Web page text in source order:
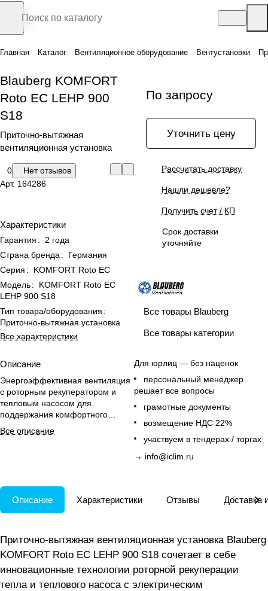
Главная Каталог Вентиляционное оборудование Вентустановки
Blauberg KOMFORT
Roto EC LEHP 900
S18
Приточно-вытяжная
вентиляционная установка
0
Нет отзывов
Арт. 164286
Характеристики
Гарантия :
2 года
Страна бренда :
Германия
Серия :
KOMFORT Roto EC
Модель:
KOMFORT Roto EC
LEHP 900 S18
Тип товара/оборудования :
Приточно-вытяжная установка
Все характеристики
Описание
Энергоэффективная вентиляция
с роторным рекуператором и
тепловым насосом для
поддержания комфортного
микроклимата круглый год.
Все описание
По запросу
Уточнить цену
Рассчитать доставку
Нашли дешевле?
Получить счет / КП
Срок доставки
уточняйте
Все товары Blauberg
Все товары категории
Для юрлиц — без наценок
персональный менеджер
решает все вопросы
грамотные документы
возмещение НДС 22%
участвуем в тендерах / торгах
→ info@iclim.ru
Описание Характеристики Отзывы Доставка
Приточно-вытяжная вентиляционная установка Blauberg
KOMFORT Roto EC LEHP 900 S18 сочетает в себе
инновационные технологии роторной рекуперации
тепла и теплового насоса с электрическим